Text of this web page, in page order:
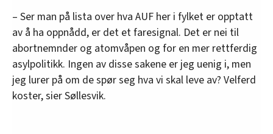
– Ser man på lista over hva AUF her i fylket er opptatt
av å ha oppnådd, er det et faresignal. Det er nei til
abortnemnder og atomvåpen og for en mer rettferdig
asylpolitikk. Ingen av disse sakene er jeg uenig i, men
jeg lurer på om de spør seg hva vi skal leve av? Velferd
koster, sier Søllesvik.